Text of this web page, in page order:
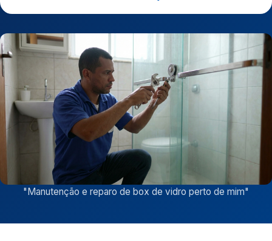
"Manutenção e reparo de box de vidro perto de mim"